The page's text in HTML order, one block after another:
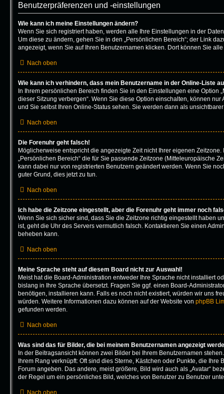
Benutzerpräferenzen und -einstellungen
Wie kann ich meine Einstellungen ändern?
Wenn Sie sich registriert haben, werden alle Ihre Einstellungen in der
Um diese zu ändern, gehen Sie in den „Persönlichen Bereich“; der Link
angezeigt, wenn Sie auf Ihren Benutzernamen klicken. Dort können Sie
Nach oben
Wie kann ich verhindern, dass mein Benutzername in der Online-Liste
In Ihrem persönlichen Bereich finden Sie in den Einstellungen eine Option
dieser Sitzung verbergen“. Wenn Sie diese Option einschalten, können nur
und Sie selbst Ihren Online-Status sehen. Sie werden dann als
Nach oben
Die Forenuhr geht falsch!
Möglicherweise entspricht die angezeigte Zeit nicht Ihrer eigenen
„Persönlichen Bereich“ die für Sie passende Zeitzone (Mitteleuropäische
kann dabei nur von registrierten Benutzern geändert werden. Wenn Sie
guter Grund, dies jetzt zu tun.
Nach oben
Ich habe die Zeitzone eingestellt, aber die Forenuhr geht immer noch
Wenn Sie sich sicher sind, dass Sie die Zeitzone richtig eingestellt haben
ist, geht die Uhr des Servers vermutlich falsch. Kontaktieren Sie einen
beheben kann.
Nach oben
Meine Sprache steht auf diesem Board nicht zur Auswahl!
Meist hat die Board-Administration entweder Ihre Sprache nicht installiert
bislang in Ihre Sprache übersetzt. Fragen Sie ggf. einen Board-
benötigen, installieren kann. Falls es noch nicht existiert, würden wir uns
würden. Weitere Informationen dazu können auf der Website von phpBB
gefunden werden.
Nach oben
Was sind das für Bilder, die bei meinem Benutzernamen angezeigt
In der Beitragsansicht können zwei Bilder bei Ihrem Benutzernamen
Ihrem Rang verknüpft: Oft sind dies Sterne, Kästchen oder Punkte, die Ihre
Forum angeben. Das andere, meist größere, Bild wird auch als „Avatar“
der Regel um ein persönliches Bild, welches von Benutzer zu Benutzer
Nach oben